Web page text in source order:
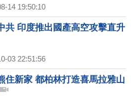
14 19:50:10
共 印度推出國產高空攻擊直升
03 22:51:56
住新家 都柏林打造喜馬拉雅山